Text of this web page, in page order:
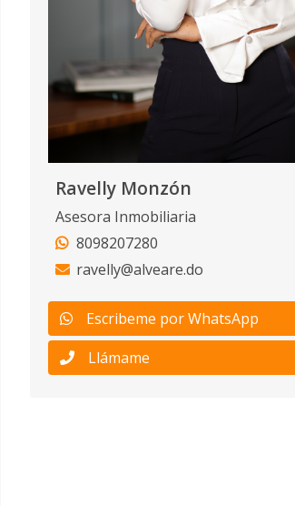
Ravelly Monzón
Asesora Inmobiliaria
8098207280
ravelly@alveare.do
Escribeme por WhatsApp
Llámame